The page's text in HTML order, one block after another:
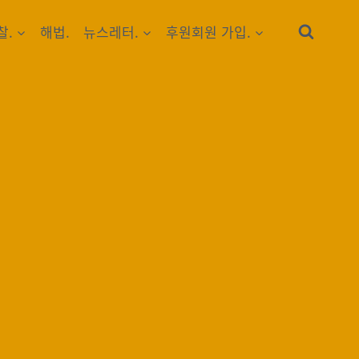
. 해법. 뉴스레터. 후원회원 가입.